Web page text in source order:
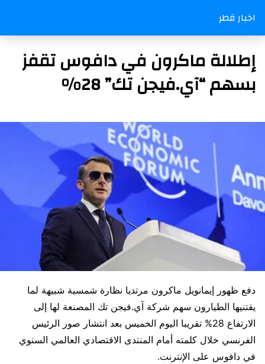
اخبار قطر
إطلالة ماكرون في دافوس تقفز
بسهم “آي.فيجن تك” 28%
دفع ظهور إيمانويل ماكرون مرتديا نظارة شمسية شبيهة لما
يقتنيها الطيارون سهم شركة آي.فيجن تك المصنعة لها إلى
الارتفاع 28% تقريبا اليوم الخميس بعد انتشار صور الرئيس
الفرنسي خلال كلمته أمام المنتدى الاقتصادي العالمي السنوي
في دافوس على الإنترنت.